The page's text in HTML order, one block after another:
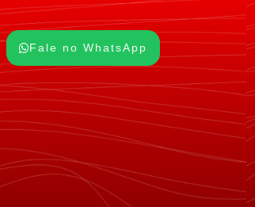
Fale no WhatsApp